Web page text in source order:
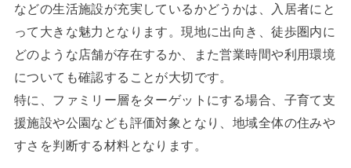
などの生活施設が充実しているかどうかは、入居者にと
って大きな魅力となります。現地に出向き、徒歩圏内に
どのような店舗が存在するか、また営業時間や利用環境
についても確認することが大切です。
特に、ファミリー層をターゲットにする場合、子育て支
援施設や公園なども評価対象となり、地域全体の住みや
すさを判断する材料となります。